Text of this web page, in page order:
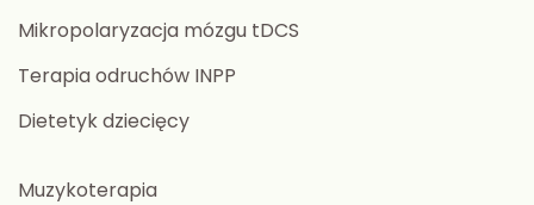
Mikropolaryzacja mózgu tDCS
Terapia odruchów INPP
Dietetyk dziecięcy
Muzykoterapia